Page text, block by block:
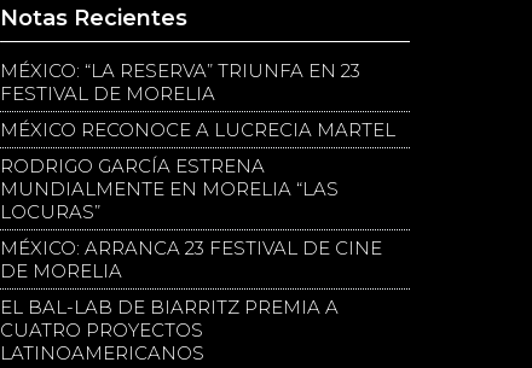
Notas Recientes
MÉXICO: “LA RESERVA” TRIUNFA EN 23
FESTIVAL DE MORELIA
MÉXICO RECONOCE A LUCRECIA MARTEL
RODRIGO GARCÍA ESTRENA
MUNDIALMENTE EN MORELIA “LAS
LOCURAS”
MÉXICO: ARRANCA 23 FESTIVAL DE CINE
DE MORELIA
EL BAL-LAB DE BIARRITZ PREMIA A
CUATRO PROYECTOS
LATINOAMERICANOS